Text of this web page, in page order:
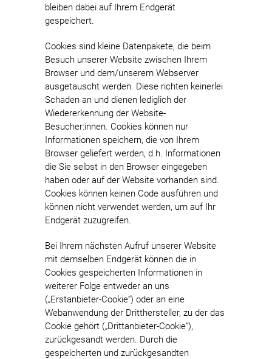
bleiben dabei auf Ihrem Endgerät
gespeichert.
Cookies sind kleine Datenpakete, die beim
Besuch unserer Website zwischen Ihrem
Browser und dem/unserem Webserver
ausgetauscht werden. Diese richten keinerlei
Schaden an und dienen lediglich der
Wiedererkennung der Website-
Besucher:innen. Cookies können nur
Informationen speichern, die von Ihrem
Browser geliefert werden, d.h. Informationen
die Sie selbst in den Browser eingegeben
haben oder auf der Website vorhanden sind.
Cookies können keinen Code ausführen und
können nicht verwendet werden, um auf Ihr
Endgerät zuzugreifen.
Bei Ihrem nächsten Aufruf unserer Website
mit demselben Endgerät können die in
Cookies gespeicherten Informationen in
weiterer Folge entweder an uns
(„Erstanbieter-Cookie“) oder an eine
Webanwendung der Dritthersteller, zu der das
Cookie gehört („Drittanbieter-Cookie“),
zurückgesandt werden. Durch die
gespeicherten und zurückgesandten